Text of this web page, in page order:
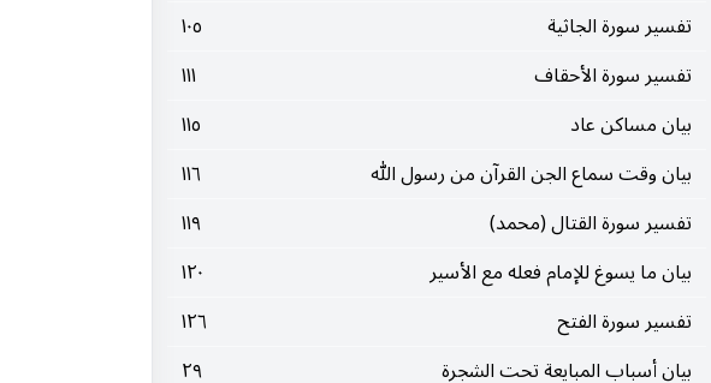
تفسير سورة الجاثية
١٠٥
تفسير سورة الأحقاف
١١١
بيان مساكن عاد
١١٥
بيان وقت سماع الجن القرآن من رسول الله
١١٦
تفسير سورة القتال (محمد)
١١٩
بيان ما يسوغ للإمام فعله مع الأسير
١٢٠
تفسير سورة الفتح
١٢٦
بيان أسباب المبايعة تحت الشجرة
٢٩